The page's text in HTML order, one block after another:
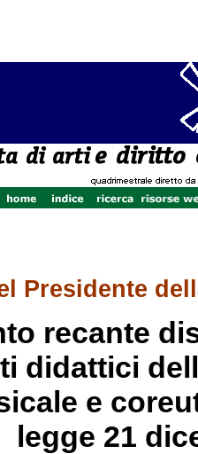
Presidente
recante
didattici
e
legge 21